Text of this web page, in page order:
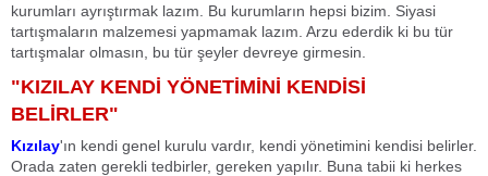
kurumları ayrıştırmak lazım. Bu kurumların hepsi bizim. Siyasi
tartışmaların malzemesi yapmamak lazım. Arzu ederdik ki bu tür
tartışmalar olmasın, bu tür şeyler devreye girmesin.
"KIZILAY KENDİ YÖNETİMİNİ KENDİSİ
BELİRLER"
Kızılay'ın kendi genel kurulu vardır, kendi yönetimini kendisi belirler.
Orada zaten gerekli tedbirler, gereken yapılır. Buna tabii ki herkes